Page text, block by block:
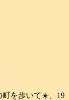
町を歩いて☀️、19